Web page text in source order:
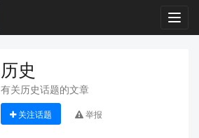
历史
有关历史话题的文章
关注话题 举报